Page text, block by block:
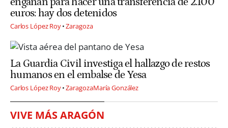
euros: hay dos detenidos
Carlos López Roy Zaragoza
La Guardia Civil investiga el hallazgo de restos
humanos en el embalse de Yesa
Carlos López Roy ZaragozaMaría González
VIVE MÁS ARAGÓN